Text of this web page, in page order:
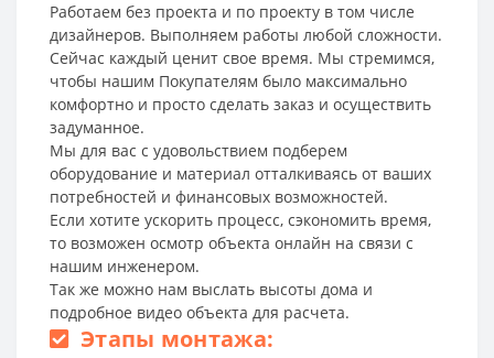
Работаем без проекта и по проекту в том числе
дизайнеров. Выполняем работы любой сложности.
Сейчас каждый ценит свое время. Мы стремимся,
чтобы нашим Покупателям было максимально
комфортно и просто сделать заказ и осуществить
задуманное.
Мы для вас с удовольствием подберем
оборудование и материал отталкиваясь от ваших
потребностей и финансовых возможностей.
Если хотите ускорить процесс, сэкономить время,
то возможен осмотр объекта онлайн на связи с
нашим инженером.
Так же можно нам выслать высоты дома и
подробное видео объекта для расчета.
Этапы монтажа: